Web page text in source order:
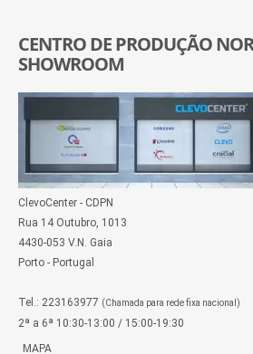
CENTRO DE PRODUÇÃO
SHOWROOM
ClevoCenter - CDPN
Rua 14 Outubro, 1013
4430-053 V.N. Gaia
Porto - Portugal
Tel.: 223163977 (Chamada para rede fixa nacional)
2ª a 6ª 10:30-13:00 / 15:00-19:30
MAPA